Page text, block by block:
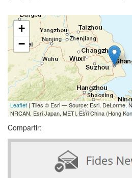
+
−
Leaflet | Tiles © Esri — Source: Esri, DeLorme,
NRCAN, Esri Japan, METI, Esri China (Hong
Compartir: